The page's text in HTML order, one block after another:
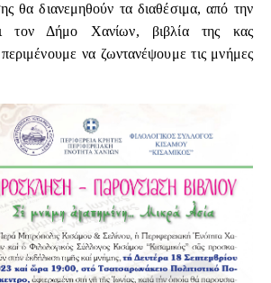
θα διανεμηθούν τα διαθέσιμα, από την
τον Δήμο Χανίων, βιβλία της κας
να ζωντανέψουμε τις μνήμες